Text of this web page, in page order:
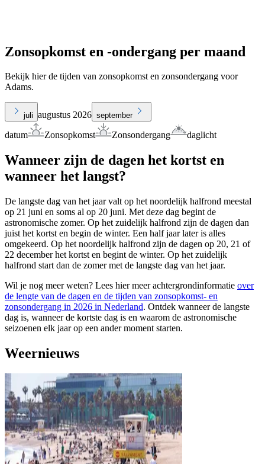
Zonsopkomst en -ondergang per maand
Bekijk hier de tijden van zonsopkomst en zonsondergang voor
Adams.
juli augustus 2026 september
datum Zonsopkomst Zonsondergang daglicht
Wanneer zijn de dagen het kortst en
wanneer het langst?
De langste dag van het jaar valt op het noordelijk halfrond meestal
op 21 juni en soms al op 20 juni. Met deze dag begint de
astronomische zomer. Op het zuidelijk halfrond zijn de dagen dan
juist het kortst en begin de winter. Een half jaar later is alles
omgekeerd. Op het noordelijk halfrond zijn de dagen op 20, 21 of
22 december het kortst en begint de winter. Op het zuidelijk
halfrond start dan de zomer met de langste dag van het jaar.
Wil je nog meer weten? Lees hier meer achtergrondinformatie over
de lengte van de dagen en de tijden van zonsopkomst- en
zonsondergang in 2026 in Nederland. Ontdek wanneer de langste
dag is, wanneer de kortste dag is en waarom de astronomische
seizoenen elk jaar op een ander moment starten.
Weernieuws